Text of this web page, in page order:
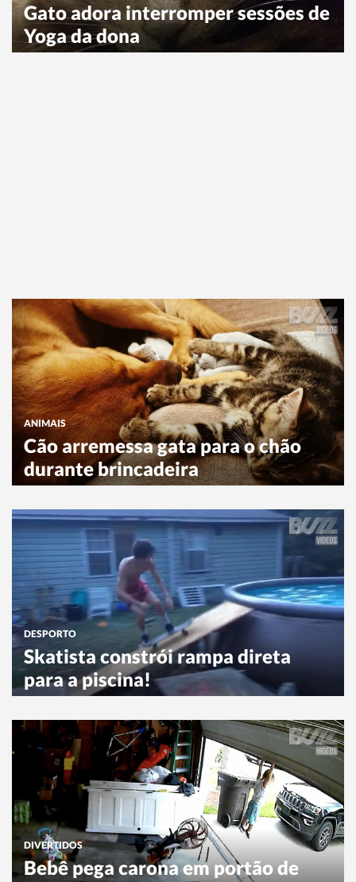
Gato adora interromper sessões de
Yoga da dona
ANIMAIS
Cão arremessa gata para o chão
durante brincadeira
DESPORTO
Skatista constrói rampa direta
para a piscina!
DIVERTIDOS
Bebê pega carona em portão de